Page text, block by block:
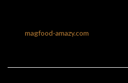
magfood-amazy.com